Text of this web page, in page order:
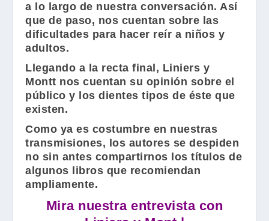
a lo largo de nuestra conversación. Así
que de paso, nos cuentan sobre las
dificultades para hacer reír a niños y
adultos.
Llegando a la recta final, Liniers y
Montt nos cuentan su opinión sobre el
público y los dientes tipos de éste que
existen.
Como ya es costumbre en nuestras
transmisiones, los autores se despiden
no sin antes compartirnos los títulos de
algunos libros que recomiendan
ampliamente.
Mira nuestra entrevista con